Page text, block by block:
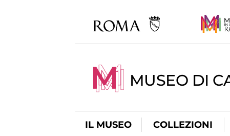
MUSEO DI
IL MUSEO COLLEZIONI